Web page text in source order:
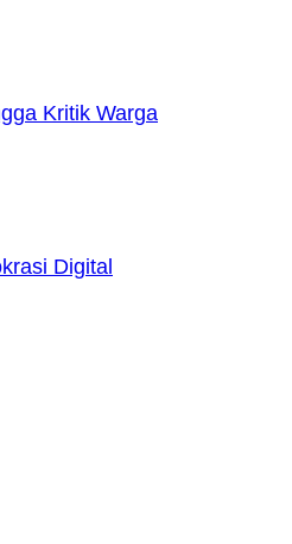
Kritik Warga
Digital